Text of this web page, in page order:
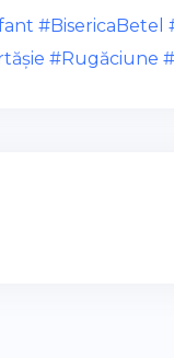
#BisericaBetel
#Rugăciune